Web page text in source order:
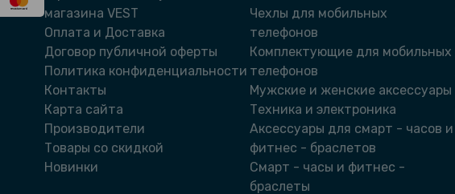
магазина VEST
Оплата и Доставка
Договор публичной оферты
Политика конфиденциальности
Контакты
Карта сайта
Производители
Товары со скидкой
Новинки
Чехлы для мобильных
телефонов
Комплектующие для мобильных
телефонов
Мужские и женские аксессуары
Техника и электроника
Аксессуары для смарт - часов и
фитнес - браслетов
Смарт - часы и фитнес -
браслеты